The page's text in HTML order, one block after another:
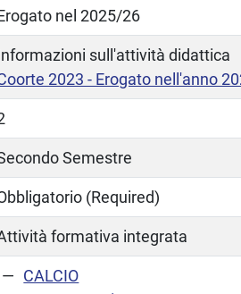
nel 2025/26
sull'attività didattica
2023 - Erogato nell'anno
Semestre
(Required)
formativa integrata
CALCIO